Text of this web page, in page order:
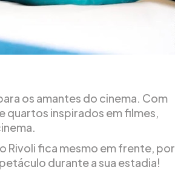
os amantes do cinema. Com
quartos inspirados em filmes,
Rivoli fica mesmo em frente, por
durante a sua estadia!